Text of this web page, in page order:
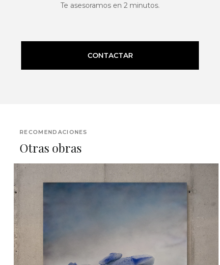
Te asesoramos en 2 minutos.
CONTACTAR
RECOMENDACIONES
Otras obras